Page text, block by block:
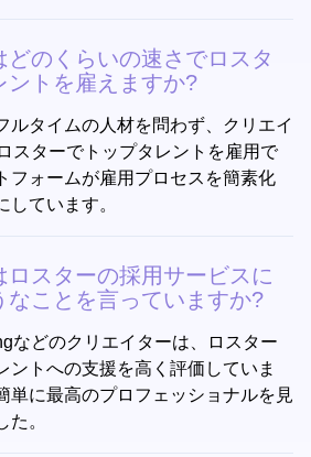
どのくらいの速さでロスタ
ントを雇えますか?
ルタイムの人材を問わず、クリエイ
スターでトップタレントを雇用で
フォームが雇用プロセスを簡素化
しています。
ロスターの採用サービスに
なことを言っていますか?
などのクリエイターは、ロスター
ントへの支援を高く評価していま
単に最高のプロフェッショナルを見
。